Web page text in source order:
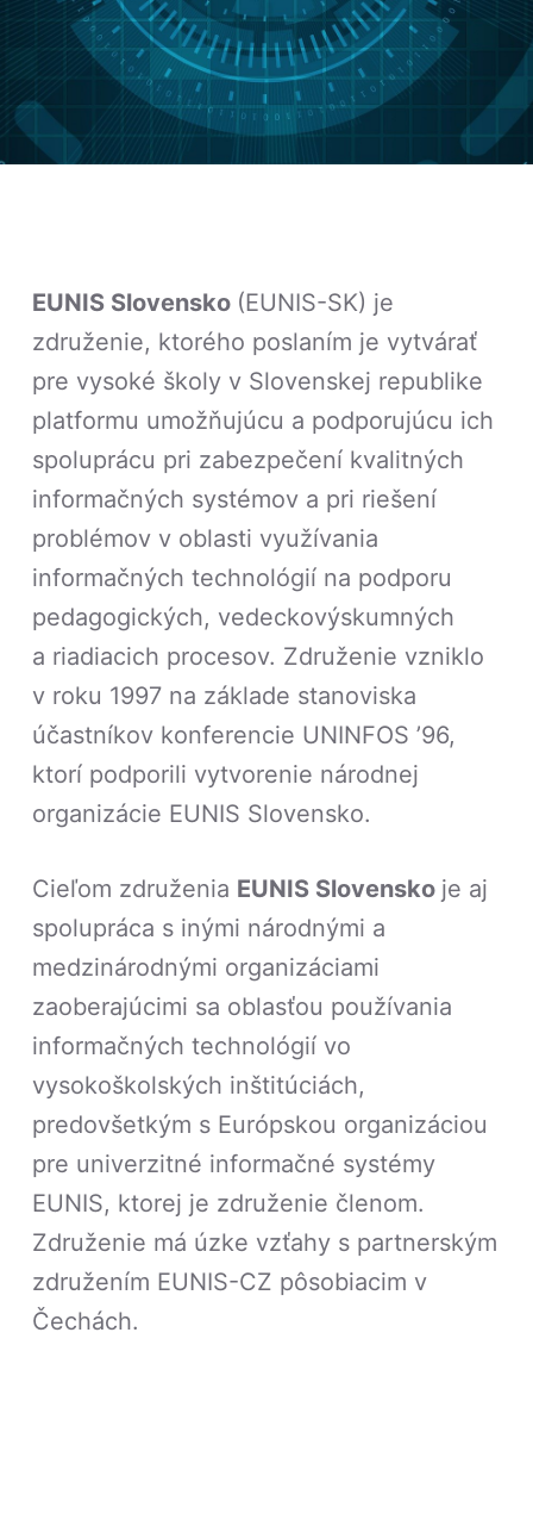
EUNIS Slovensko (EUNIS-SK) je
združenie, ktorého poslaním je vytvárať
pre vysoké školy v Slovenskej republike
platformu umožňujúcu a podporujúcu ich
spoluprácu pri zabezpečení kvalitných
informačných systémov a pri riešení
problémov v oblasti využívania
informačných technológií na podporu
pedagogických, vedeckovýskumných
a riadiacich procesov. Združenie vzniklo
v roku 1997 na základe stanoviska
účastníkov konferencie UNINFOS ’96,
ktorí podporili vytvorenie národnej
organizácie EUNIS Slovensko.
Cieľom združenia EUNIS Slovensko je aj
spolupráca s inými národnými a
medzinárodnými organizáciami
zaoberajúcimi sa oblasťou používania
informačných technológií vo
vysokoškolských inštitúciách,
predovšetkým s Európskou organizáciou
pre univerzitné informačné systémy
EUNIS, ktorej je združenie členom.
Združenie má úzke vzťahy s partnerským
združením EUNIS-CZ pôsobiacim v
Čechách.